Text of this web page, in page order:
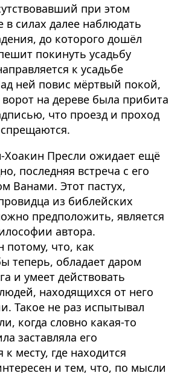
при этом
в силах далее наблюдать
до которого дошёл
покинуть усадьбу
к усадьбе
ней повис мёртвый покой,
на дереве была прибита
что проезд и проход
Хоакин Пресли ожидает ещё
последняя встреча с его
Ванами. Этот пастух,
из библейских
предположить, является
автора.
потому, что, как
теперь, обладает даром
и умеет действовать
находящихся от него
Такое не раз испытывал
когда словно какая-то
заставляла его
к месту, где находится
и тем, что, по мысли